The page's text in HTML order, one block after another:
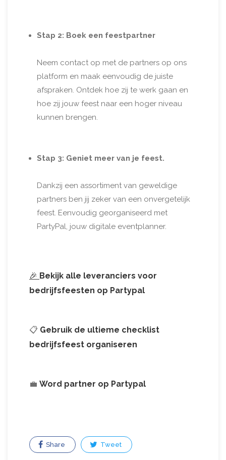
Stap 2: Boek een feestpartner
Neem contact op met de partners op ons
platform en maak eenvoudig de juiste
afspraken. Ontdek hoe zij te werk gaan en
hoe zij jouw feest naar een hoger niveau
kunnen brengen.
Stap 3: Geniet meer van je feest.
Dankzij een assortiment van geweldige
partners ben jij zeker van een onvergetelijk
feest. Eenvoudig georganiseerd met
PartyPal, jouw digitale eventplanner.
🎉 Bekijk alle leveranciers voor
bedrijfsfeesten op Partypal
📋 Gebruik de ultieme checklist
bedrijfsfeest organiseren
💼 Word partner op Partypal
Share Tweet